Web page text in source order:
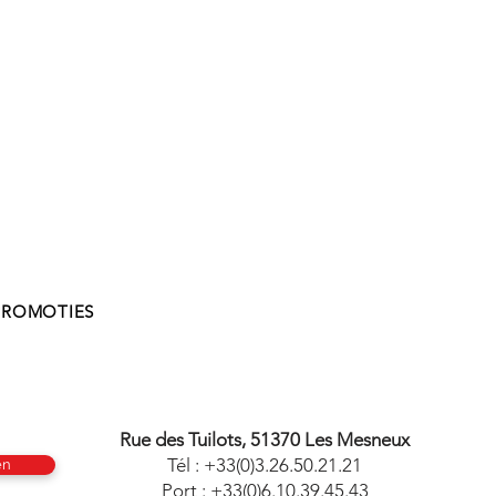
Rue des Tuilots, 51370 Les Mesneux
Tél : +33(0)3.26.50.21.21
Port : +33(0)6.10.39.45.43